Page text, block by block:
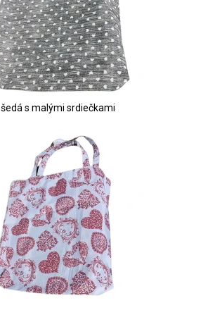
šedá s malými srdiečkami